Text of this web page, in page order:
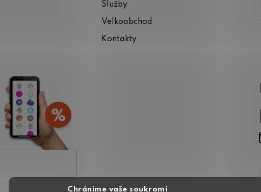
Chráníme vaše soukromí
Služby
Velkoobchod
Kontakty